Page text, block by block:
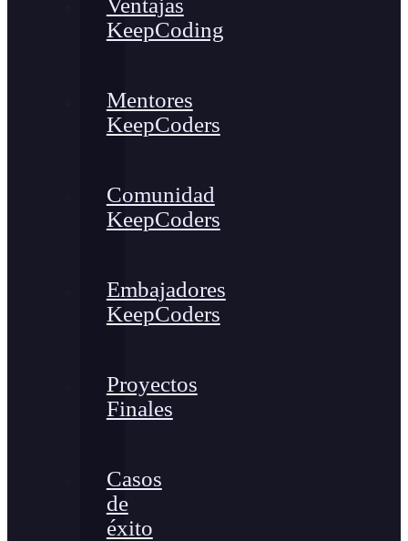
Ventajas
KeepCoding
Mentores
KeepCoders
Comunidad
KeepCoders
Embajadores
KeepCoders
Proyectos
Finales
Casos
de
éxito